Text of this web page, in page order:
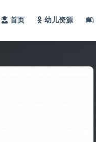
首页 幼儿资源